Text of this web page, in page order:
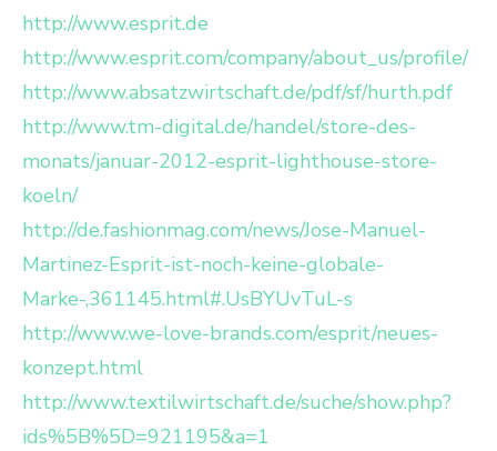
http://www.esprit.de
http://www.esprit.com/company/about_us/profile/
http://www.absatzwirtschaft.de/pdf/sf/hurth.pdf
http://www.tm-digital.de/handel/store-des-
monats/januar-2012-esprit-lighthouse-store-
koeln/
http://de.fashionmag.com/news/Jose-Manuel-
Martinez-Esprit-ist-noch-keine-globale-
Marke-,361145.html#.UsBYUvTuL-s
http://www.we-love-brands.com/esprit/neues-
konzept.html
http://www.textilwirtschaft.de/suche/show.php?
ids%5B%5D=921195&a=1